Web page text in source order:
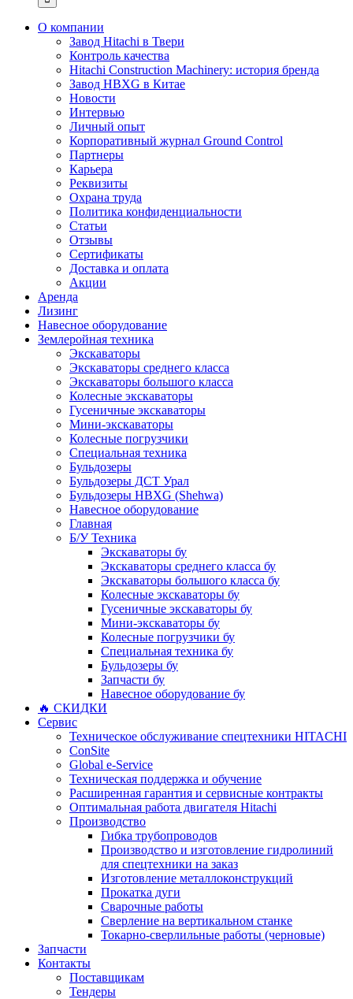
О компании
Завод Hitachi в Твери
Контроль качества
Hitachi Construction Machinery: история бренда
Завод HBXG в Китае
Новости
Интервью
Личный опыт
Корпоративный журнал Ground Control
Партнеры
Карьера
Реквизиты
Охрана труда
Политика конфиденциальности
Статьи
Отзывы
Сертификаты
Доставка и оплата
Акции
Аренда
Лизинг
Навесное оборудование
Землеройная техника
Экскаваторы
Экскаваторы среднего класса
Экскаваторы большого класса
Колесные экскаваторы
Гусеничные экскаваторы
Мини-экскаваторы
Колесные погрузчики
Специальная техника
Бульдозеры
Бульдозеры ДСТ Урал
Бульдозеры HBXG (Shehwa)
Навесное оборудование
Главная
Б/У Техника
Экскаваторы бу
Экскаваторы среднего класса бу
Экскаваторы большого класса бу
Колесные экскаваторы бу
Гусеничные экскаваторы бу
Мини-экскаваторы бу
Колесные погрузчики бу
Специальная техника бу
Бульдозеры бу
Запчасти бу
Навесное оборудование бу
🔥 СКИДКИ
Сервис
Техническое обслуживание спецтехники HITACHI
ConSite
Global e-Service
Техническая поддержка и обучение
Расширенная гарантия и сервисные контракты
Оптимальная работа двигателя Hitachi
Производство
Гибка трубопроводов
Производство и изготовление гидролиний
для спецтехники на заказ
Изготовление металлоконструкций
Прокатка дуги
Сварочные работы
Сверление на вертикальном станке
Токарно-сверлильные работы (черновые)
Запчасти
Контакты
Поставщикам
Тендеры